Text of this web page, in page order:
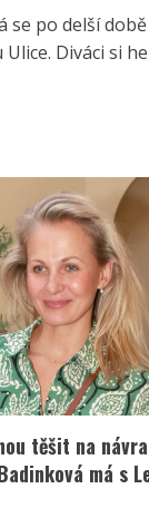
se po delší
Diváci si
těšit na
má s